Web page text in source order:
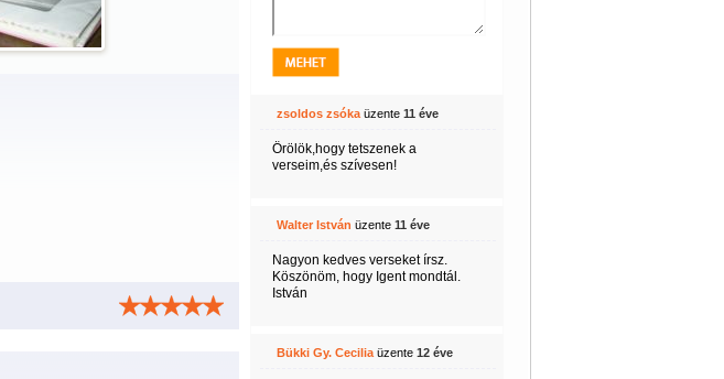
zsoldos zsókaüzente 11 éve
Örölök,hogy tetszenek a
verseim,és szívesen!
Walter István üzente 11 éve
Nagyon kedves verseket írsz.
Köszönöm, hogy Igent mondtál.
István
Bükki Gy. Ceciliaüzente 12 éve